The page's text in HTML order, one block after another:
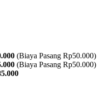
(Biaya Pasang Rp50.000)
(Biaya Pasang Rp50.000)